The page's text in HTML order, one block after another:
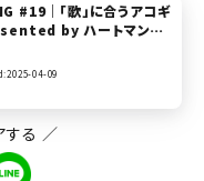
｜「歌」に合うアコギ
by ハートマンギタ
04-09
する ／